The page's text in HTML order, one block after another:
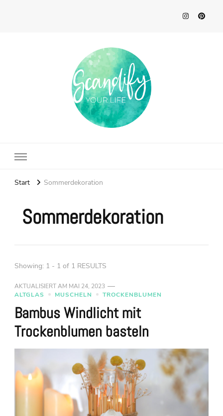
Start Sommerdekoration
Sommerdekoration
Showing: 1 - 1 of 1 RESULTS
AKTUALISIERT AM MAI 24, 2023
ALTGLAS
MUSCHELN TROCKENBLUMEN
Bambus Windlicht mit
Trockenblumen basteln